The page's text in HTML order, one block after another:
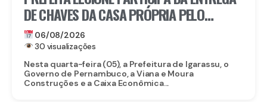
DE CHAVES DA CASA PRÓPRIA PELO
PROGRAMA MORAR BEM PE
06/08/2026
30 visualizações
Nesta quarta-feira (05), a Prefeitura de Igarassu, o
Governo de Pernambuco, a Viana e Moura
Construções e a Caixa Econômica...